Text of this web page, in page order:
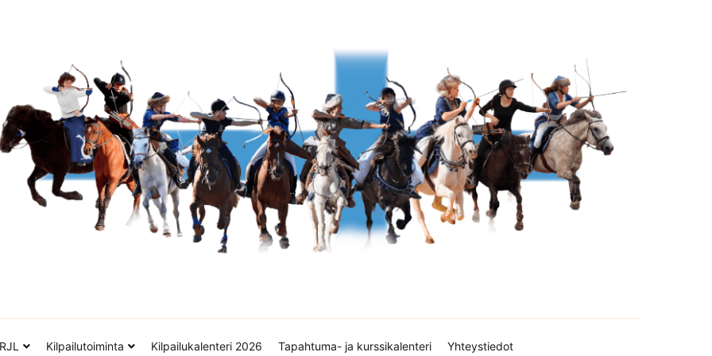
Kilpailutoiminta Kilpailukalenteri 2026 Tapahtuma- ja kurssikalenteri Yhteystiedot